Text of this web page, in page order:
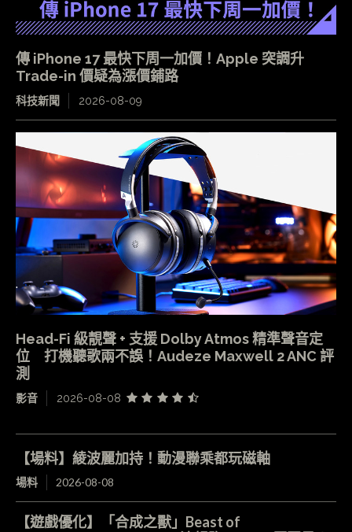
傳 iPhone 17 最快下周一加價！Apple 突調升
Trade-in 價疑為漲價鋪路
科技新聞 2026-08-09
Head-Fi 級靚聲 + 支援 Dolby Atmos 精準聲音定
位 打機聽歌兩不誤！Audeze Maxwell 2 ANC 評
測
影音 2026-08-08
【場料】綾波麗加持！動漫聯乘都玩磁軸
場料 2026-08-08
【遊戲優化】「合成之獸」Beast of